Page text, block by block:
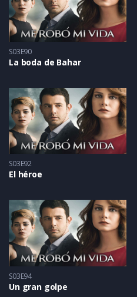
S03E90
La boda de Bahar
S03E92
El héroe
S03E94
Un gran golpe